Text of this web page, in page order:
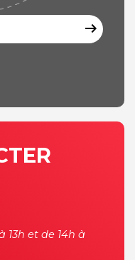
arrow_right_alt
13h et de 14h à